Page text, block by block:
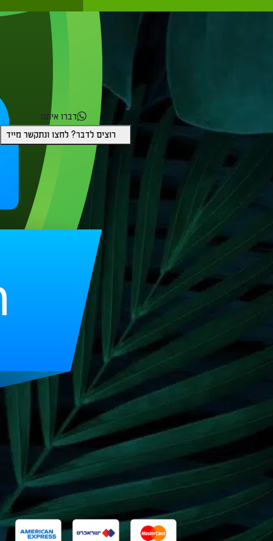
דברו איתנו
רוצים לדבר? לחצו ונתקשר מייד